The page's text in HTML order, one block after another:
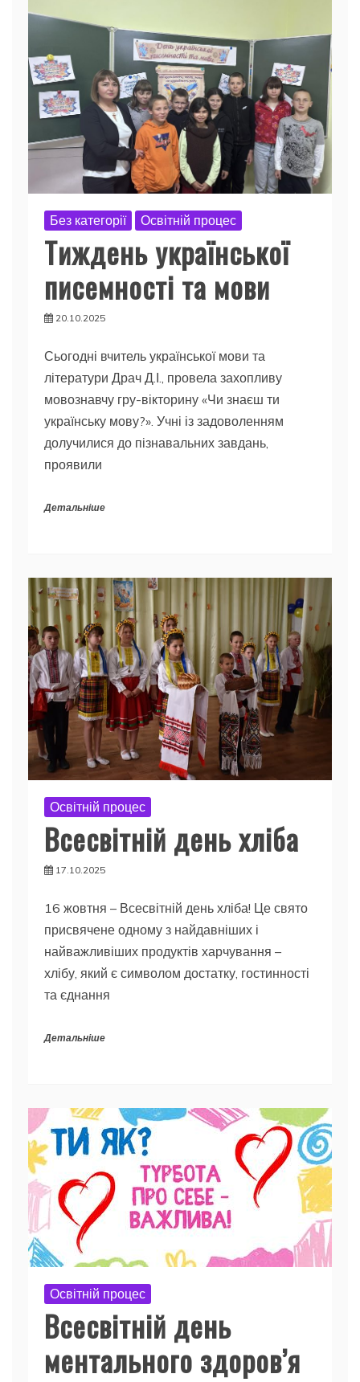
Без категорії Освітній процес
Тиждень української
писемності та мови
20.10.2025
Сьогодні вчитель української мови та
літератури Драч Д.І., провела захопливу
мовознавчу гру-вікторину «Чи знаєш ти
українську мову?». Учні із задоволенням
долучилися до пізнавальних завдань,
проявили
Детальніше
Освітній процес
Всесвітній день хліба
17.10.2025
16 жовтня – Всесвітній день хліба! Це свято
присвячене одному з найдавніших і
найважливіших продуктів харчування –
хлібу, який є символом достатку, гостинності
та єднання
Детальніше
Освітній процес
Всесвітній день
ментального здоров’я